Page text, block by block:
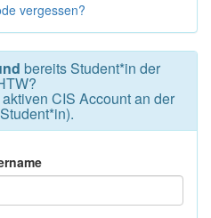
vergessen?
bereits Student*in der
CIS Account an der